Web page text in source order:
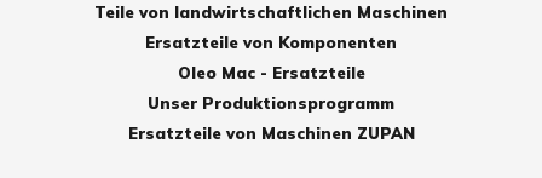
Teile von landwirtschaftlichen Maschinen
Ersatzteile von Komponenten
Oleo Mac - Ersatzteile
Unser Produktionsprogramm
Ersatzteile von Maschinen ZUPAN